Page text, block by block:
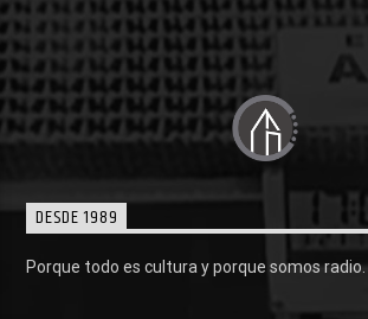
DESDE 1989
Porque todo es cultura y porque somos radio.